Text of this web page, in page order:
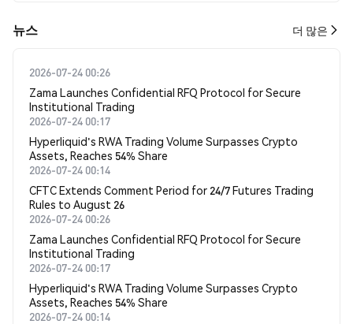
뉴스 더 많은
2026-07-24 00:26
Zama Launches Confidential RFQ Protocol for Secure
Institutional Trading
2026-07-24 00:17
Hyperliquid's RWA Trading Volume Surpasses Crypto
Assets, Reaches 54% Share
2026-07-24 00:14
CFTC Extends Comment Period for 24/7 Futures Trading
Rules to August 26
2026-07-24 00:26
Zama Launches Confidential RFQ Protocol for Secure
Institutional Trading
2026-07-24 00:17
Hyperliquid's RWA Trading Volume Surpasses Crypto
Assets, Reaches 54% Share
2026-07-24 00:14